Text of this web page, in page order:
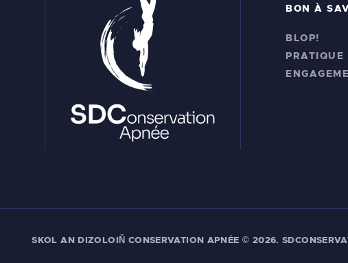
BON À
BLOP!
PRATIQUE
SKOL AN DIZOLOIŇ CONSERVATION APNÉE © 2026.